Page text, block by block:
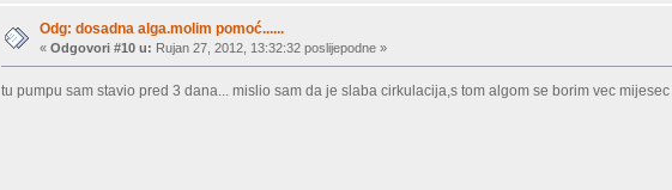
Odg: dosadna alga.molim pomoć......
«Odgovori #10 u: Rujan 27, 2012, 13:32:32 poslijepodne »
tu pumpu sam stavio pred 3 dana... mislio sam da je slaba cirkulacija,s tom algom se borim vec